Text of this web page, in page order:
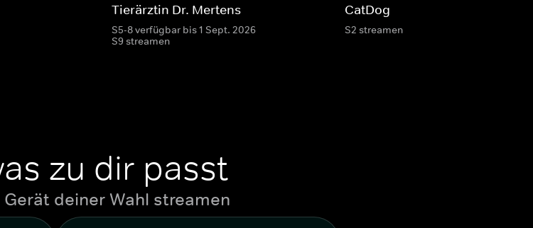
Tierärztin Dr. Mertens
S5-8 verfügbar bis 1 Sept. 2026
S9 streamen
CatDog
S2 streamen
zu dir passt
deiner Wahl streamen